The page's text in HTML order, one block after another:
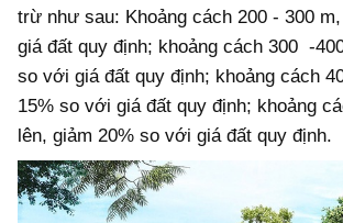
trừ như sau: Khoảng cách 200 - 300
giá đất quy định; khoảng cách 300 -
so với giá đất quy định; khoảng cách
15% so với giá đất quy định; khoảng
lên, giảm 20% so với giá đất quy định.